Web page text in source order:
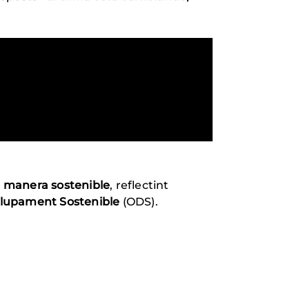
manera sostenible, reflectint
Sostenible (ODS).